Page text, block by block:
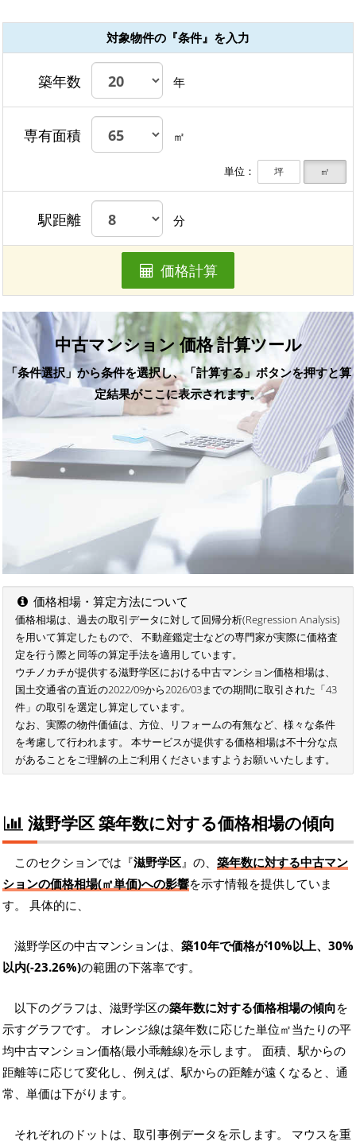
対象物件の『条件』を入力
築年数 年
専有面積 ㎡
単位： 坪 ㎡
駅距離 分
価格計算
中古マンション 価格 計算ツール
「条件選択」から条件を選択し、「計算する」ボタンを押すと算
定結果がここに表示されます。
価格相場・算定方法について
価格相場は、過去の取引データに対して回帰分析(Regression Analysis)
を用いて算定したもので、 不動産鑑定士などの専門家が実際に価格査
定を行う際と同等の算定手法を適用しています。
ウチノカチが提供する滋野学区における中古マンション価格相場は、
国土交通省の直近の2022/09から2026/03までの期間に取引された「43
件」の取引を選定し算定しています。
なお、実際の物件価値は、方位、リフォームの有無など、様々な条件
を考慮して行われます。 本サービスが提供する価格相場は不十分な点
があることをご理解の上ご利用くださいますようお願いいたします。
滋野学区 築年数に対する価格相場の傾向
このセクションでは『滋野学区』の、 築年数に対する中古マン
ションの価格相場(㎡単価)への影響を示す情報を提供していま
す。 具体的に、
滋野学区の中古マンションは、 築10年で価格が10%以上、30%
以内(-23.26%)の範囲の下落率です。
以下のグラフは、滋野学区の築年数に対する価格相場の傾向を
示すグラフです。 オレンジ線は築年数に応じた単位㎡当たりの平
均中古マンション価格(最小乖離線)を示します。 面積、駅からの
距離等に応じて変化し、例えば、駅からの距離が遠くなると、通
常、単価は下がります。
それぞれのドットは、取引事例データを示します。 マウスを重